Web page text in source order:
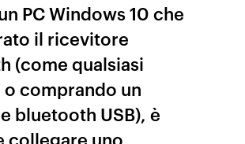
PC Windows 10 che
il ricevitore
(come qualsiasi
comprando un
bluetooth USB), è
collegare uno